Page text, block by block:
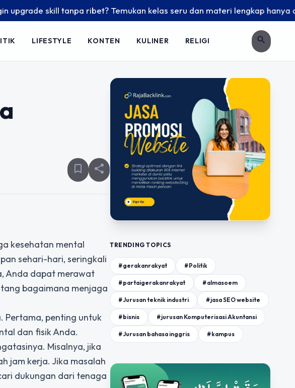
skill tanpa ribet? Temukan kelas seru dan materi lengkap hanya di
LIFESTYLE KONTEN KULINER RELIGI search
bookmark_border share
kesehatan mental
sehari-hari, seringkali
Anda dapat merawat
bagaimana menjaga
Pertama, penting untuk
dan fisik Anda.
Misalnya, jika
jam kerja. Jika masalah
dukungan dari tenaga
TRENDING TOPICS
#gerakanrakyat #Politik
#partaigerakanrakyat #almasoem
#Jurusan teknik industri #jasa SEO website
#bisnis #jurusan Komputerisasi Akuntansi
#Jurusan bahasa inggris #kampus